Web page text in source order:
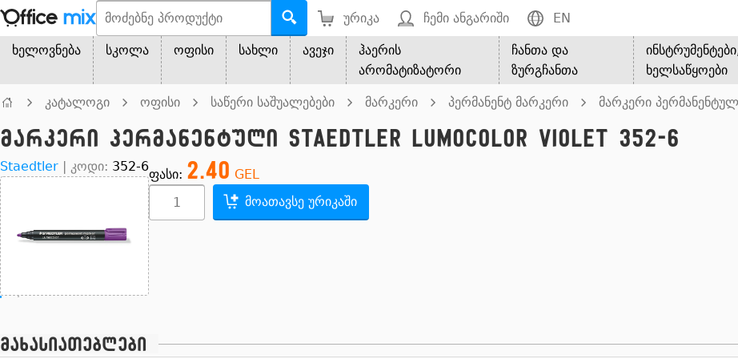
ურიკა ჩემი ანგარიში EN
ხელოვნება სკოლა ოფისი სახლი ავეჯი
ჰაერის
არომატიზატორი
ჩანთა და
ზურგჩანთა
ხელსაწყოები
კატალოგი ოფისი საწერი საშუალებები მარკერი პერმანენტ მარკერი მარკერი
მარკერი პერმანენტული Staedtler Lumocolor Violet 352-6
Staedtler | კოდი: 352-6
ფასი: 2.40 GEL
მოათავსე ურიკაში
მახასიათებლები